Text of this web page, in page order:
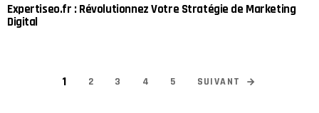
Expertiseo.fr : Révolutionnez Votre Stratégie de Marketing
Digital
1 2 3 4 5 SUIVANT